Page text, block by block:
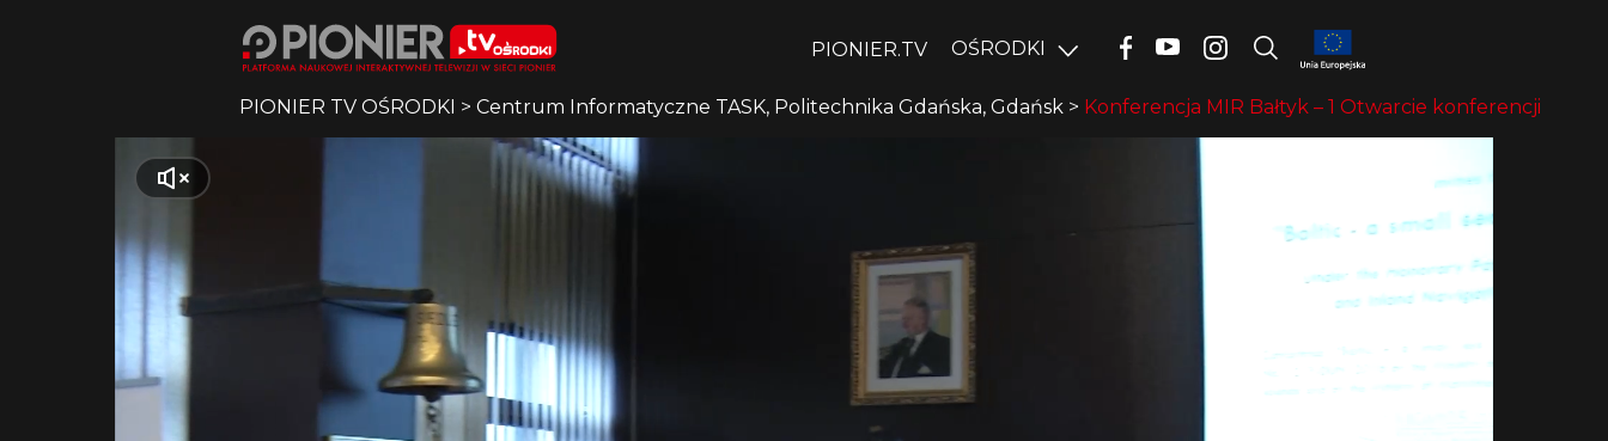
PIONIER.TV OŚRODKI
PIONIER TV OŚRODKI > Centrum Informatyczne TASK, Politechnika Gdańska, Gdańsk > Konferencja MIR Bałtyk – 1 Otwarcie konferencji